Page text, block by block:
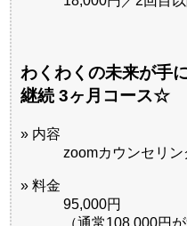
わくわくの未来が手
継続 3ヶ月コース☆
» 内容
zoomカウンセリン
» 料金
95,000円
（通常108,000円が